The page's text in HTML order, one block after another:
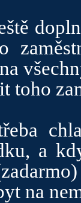
toho
a
na